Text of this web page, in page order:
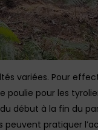
variées. Pour
poulie pour les
début à la fin du
peuvent pratiquer